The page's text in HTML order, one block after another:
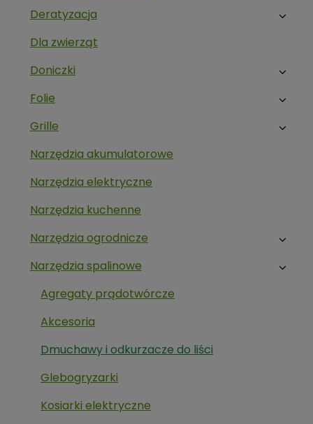
Deratyzacja
Dla zwierząt
Doniczki
Folie
Grille
Narzędzia akumulatorowe
Narzędzia elektryczne
Narzędzia kuchenne
Narzędzia ogrodnicze
Narzędzia spalinowe
Agregaty prądotwórcze
Akcesoria
Dmuchawy i odkurzacze do liści
Glebogryzarki
Kosiarki elektryczne